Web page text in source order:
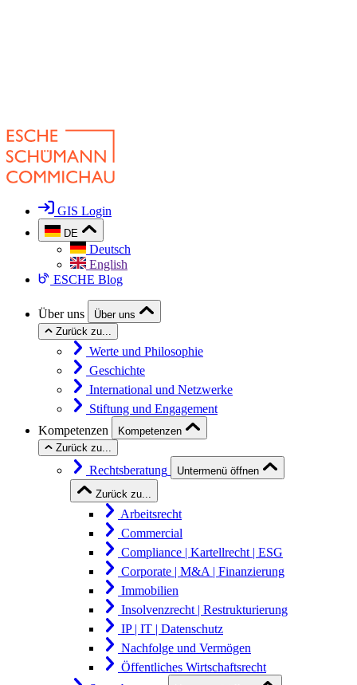
GIS Login
DE
Deutsch
English
ESCHE Blog
Über uns
Über uns
Zurück zu...
Werte und Philosophie
Geschichte
International und Netzwerke
Stiftung und Engagement
Kompetenzen
Kompetenzen
Zurück zu...
Rechtsberatung
Untermenü öffnen
Zurück zu...
Arbeitsrecht
Commercial
Compliance | Kartellrecht | ESG
Corporate | M&A | Finanzierung
Immobilien
Insolvenzrecht | Restrukturierung
IP | IT | Datenschutz
Nachfolge und Vermögen
Öffentliches Wirtschaftsrecht